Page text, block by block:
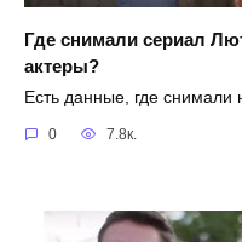
Где снимали сериал
актеры?
Есть данные, где снимали
0 7.8к.